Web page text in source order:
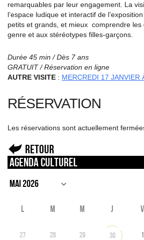
remarquables par leur engagement. La
l’espace ludique et interactif de
petits et grands, et mieux comprendre les
genre et aux stéréotypes filles-garçons.
Durée 45 min / Dès 7 ans
GRATUIT / Réservation en ligne
AUTRE VISITE : MERCREDI 17 JANVIER
RÉSERVATION
Les réservations sont actuellement
Retour
Agenda culturel
L M M J V
27 28 29 30 1